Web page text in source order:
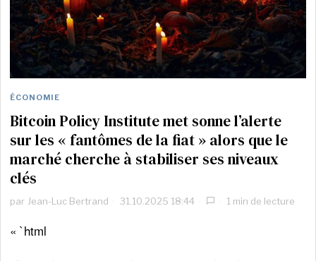
ÉCONOMIE
Bitcoin Policy Institute met sonne l’alerte
sur les « fantômes de la fiat » alors que le
marché cherche à stabiliser ses niveaux
clés
par Jean-Luc Bertrand 31.10.2025 18:44 1 min de lecture
« `html